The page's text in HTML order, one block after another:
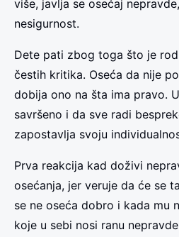
više, javlja se osećaj
nesigurnost.
Dete pati zbog toga što je
čestih kritika. Oseća da nije
dobija ono na šta ima pravo.
savršeno i da sve radi
zapostavlja svoju
Prva reakcija kad doživi
osećanja, jer veruje da će se
se ne oseća dobro i kada mu
koje u sebi nosi ranu